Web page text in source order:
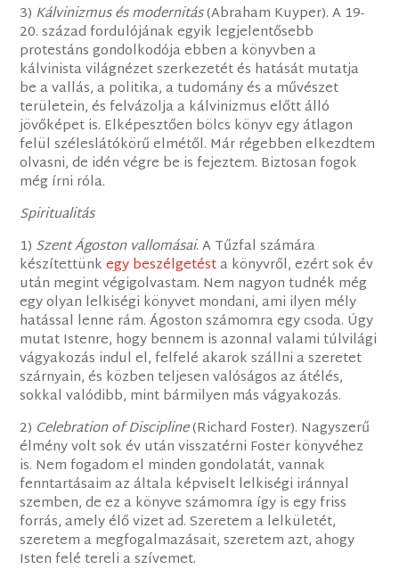
3) Kálvinizmus és modernitás(Abraham Kuyper). A 19-
20. század fordulójának egyik legjelentősebb
protestáns gondolkodója ebben a könyvben a
kálvinista világnézet szerkezetét és hatását mutatja
be a vallás, a politika, a tudomány és a művészet
területein, és felvázolja a kálvinizmus előtt álló
jövőképet is. Elképesztően bölcs könyv egy átlagon
felül széleslátókörű elmétől. Már régebben elkezdtem
olvasni, de idén végre be is fejeztem. Biztosan fogok
még írni róla.
Spiritualitás
1) Szent Ágoston vallomásai. A Tűzfal számára
készítettünkegy beszélgetésta könyvről, ezért sok év
után megint végigolvastam. Nem nagyon tudnék még
egy olyan lelkiségi könyvet mondani, ami ilyen mély
hatással lenne rám. Ágoston számomra egy csoda. Úgy
mutat Istenre, hogy bennem is azonnal valami túlvilági
vágyakozás indul el, felfelé akarok szállni a szeretet
szárnyain, és közben teljesen valóságos az átélés,
sokkal valódibb, mint bármilyen más vágyakozás.
2) Celebration of Discipline(Richard Foster). Nagyszerű
élmény volt sok év után visszatérni Foster könyvéhez
is. Nem fogadom el minden gondolatát, vannak
fenntartásaim az általa képviselt lelkiségi iránnyal
szemben, de ez a könyve számomra így is egy friss
forrás, amely élő vizet ad. Szeretem a lelkületét,
szeretem a megfogalmazásait, szeretem azt, ahogy
Isten felé tereli a szívemet.